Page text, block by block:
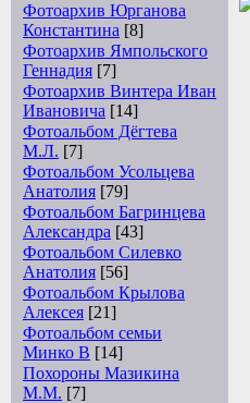
Фотоархив Юрганова
Константина [8]
Фотоархив Ямпольского
Геннадия [7]
Фотоархив Винтера Иван
Ивановича [14]
Фотоальбом Дёгтева
М.Л. [7]
Фотоальбом Усольцева
Анатолия [79]
Фотоальбом Багринцева
Александра [43]
Фотоальбом Силевко
Анатолия [56]
Фотоальбом Крылова
Алексея [21]
Фотоальбом семьи
Минко В [14]
Похороны Мазикина
М.М. [7]